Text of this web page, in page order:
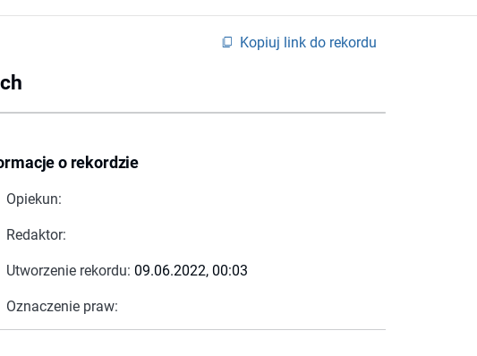
Kopiuj link do rekordu
o rekordzie
Opiekun:
Redaktor:
Utworzenie rekordu: 09.06.2022, 00:03
Oznaczenie praw: